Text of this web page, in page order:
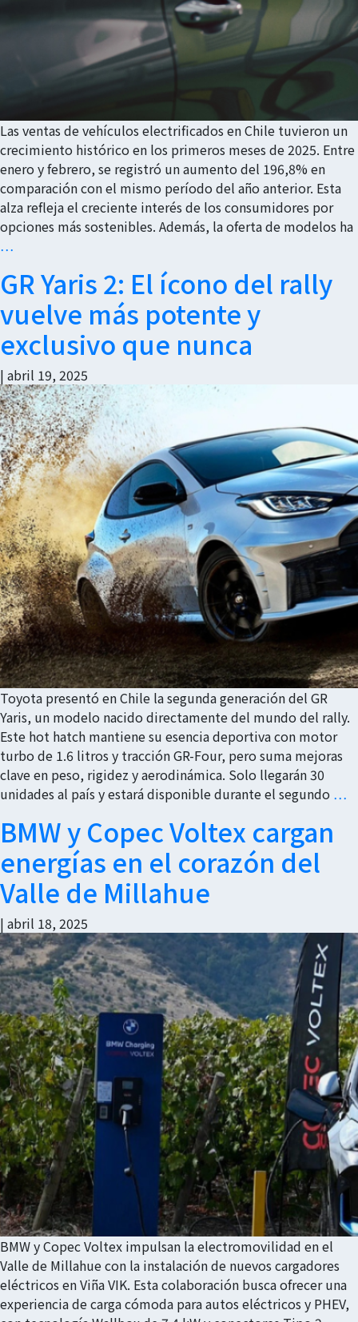
Las ventas de vehículos electrificados en Chile tuvieron un
crecimiento histórico en los primeros meses de 2025. Entre
enero y febrero, se registró un aumento del 196,8% en
comparación con el mismo período del año anterior. Esta
alza refleja el creciente interés de los consumidores por
opciones más sostenibles. Además, la oferta de modelos ha
…
GR Yaris 2: El ícono del rally
vuelve más potente y
exclusivo que nunca
| abril 19, 2025
Toyota presentó en Chile la segunda generación del GR
Yaris, un modelo nacido directamente del mundo del rally.
Este hot hatch mantiene su esencia deportiva con motor
turbo de 1.6 litros y tracción GR-Four, pero suma mejoras
clave en peso, rigidez y aerodinámica. Solo llegarán 30
unidades al país y estará disponible durante el segundo …
BMW y Copec Voltex cargan
energías en el corazón del
Valle de Millahue
| abril 18, 2025
BMW y Copec Voltex impulsan la electromovilidad en el
Valle de Millahue con la instalación de nuevos cargadores
eléctricos en Viña VIK. Esta colaboración busca ofrecer una
experiencia de carga cómoda para autos eléctricos y PHEV,